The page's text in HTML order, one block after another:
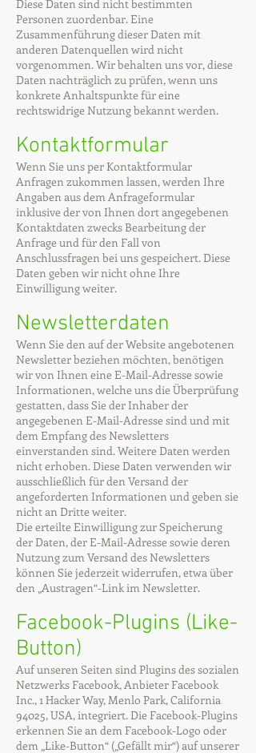
Diese Daten sind nicht bestimmten
Personen zuordenbar. Eine
Zusammenführung dieser Daten mit
anderen Datenquellen wird nicht
vorgenommen. Wir behalten uns vor, diese
Daten nachträglich zu prüfen, wenn uns
konkrete Anhaltspunkte für eine
rechtswidrige Nutzung bekannt werden.
Kontaktformular
Wenn Sie uns per Kontaktformular
Anfragen zukommen lassen, werden Ihre
Angaben aus dem Anfrageformular
inklusive der von Ihnen dort angegebenen
Kontaktdaten zwecks Bearbeitung der
Anfrage und für den Fall von
Anschlussfragen bei uns gespeichert. Diese
Daten geben wir nicht ohne Ihre
Einwilligung weiter.
Newsletterdaten
Wenn Sie den auf der Website angebotenen
Newsletter beziehen möchten, benötigen
wir von Ihnen eine E-Mail-Adresse sowie
Informationen, welche uns die Überprüfung
gestatten, dass Sie der Inhaber der
angegebenen E-Mail-Adresse sind und mit
dem Empfang des Newsletters
einverstanden sind. Weitere Daten werden
nicht erhoben. Diese Daten verwenden wir
ausschließlich für den Versand der
angeforderten Informationen und geben sie
nicht an Dritte weiter.
Die erteilte Einwilligung zur Speicherung
der Daten, der E-Mail-Adresse sowie deren
Nutzung zum Versand des Newsletters
können Sie jederzeit widerrufen, etwa über
den „Austragen“-Link im Newsletter.
Facebook-Plugins (Like-
Button)
Auf unseren Seiten sind Plugins des sozialen
Netzwerks Facebook, Anbieter Facebook
Inc., 1 Hacker Way, Menlo Park, California
94025, USA, integriert. Die Facebook-Plugins
erkennen Sie an dem Facebook-Logo oder
dem „Like-Button“ („Gefällt mir“) auf unserer